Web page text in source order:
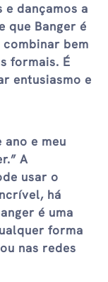
e dançamos a
que Banger é
bem
formais. É
entusiasmo e
e meu
A
usar o
há
é uma
forma
nas redes